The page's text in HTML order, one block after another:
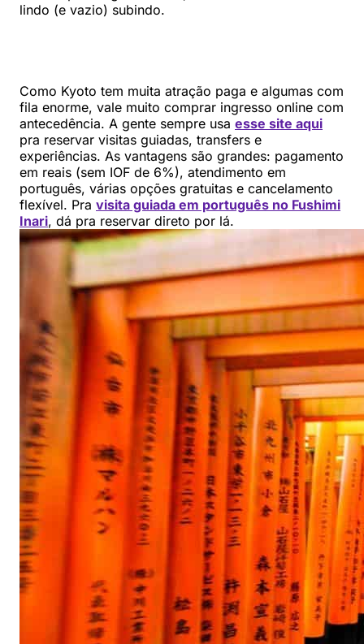
lindo (e vazio) subindo.
Como Kyoto tem muita atração paga e algumas com
fila enorme, vale muito comprar ingresso online com
antecedência. A gente sempre usa esse site aqui
pra reservar visitas guiadas, transfers e
experiências. As vantagens são grandes: pagamento
em reais (sem IOF de 6%), atendimento em
português, várias opções gratuitas e cancelamento
flexível. Pra visita guiada em português no Fushimi
Inari, dá pra reservar direto por lá.